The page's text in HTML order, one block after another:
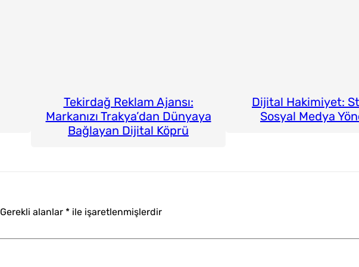
Tekirdağ Reklam Ajansı:
Markanızı Trakya’dan Dünyaya
Bağlayan Dijital Köprü
Dijital Hakimiyet:
Sosyal Medya
Gerekli alanlar * ile işaretlenmişlerdir